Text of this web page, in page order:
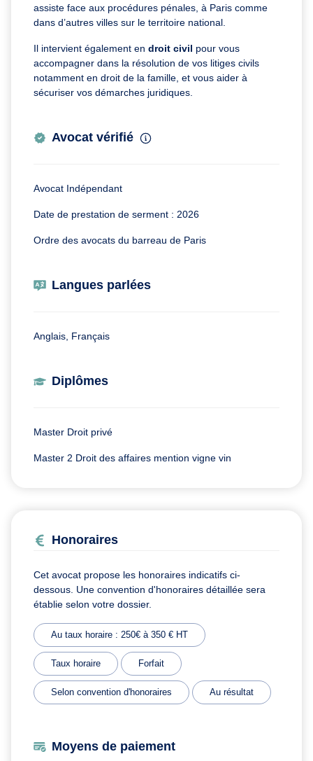
assiste face aux procédures pénales, à Paris comme
dans d’autres villes sur le territoire national.
Il intervient également en droit civil pour vous
accompagner dans la résolution de vos litiges civils
notamment en droit de la famille, et vous aider à
sécuriser vos démarches juridiques.
Avocat vérifié
Avocat Indépendant
Date de prestation de serment : 2026
Ordre des avocats du barreau de Paris
Langues parlées
Anglais, Français
Diplômes
Master Droit privé
Master 2 Droit des affaires mention vigne vin
Honoraires
Cet avocat propose les honoraires indicatifs ci-
dessous. Une convention d'honoraires détaillée sera
établie selon votre dossier.
Au taux horaire : 250€ à 350 € HT
Taux horaire Forfait
Selon convention d'honoraires Au résultat
Moyens de paiement